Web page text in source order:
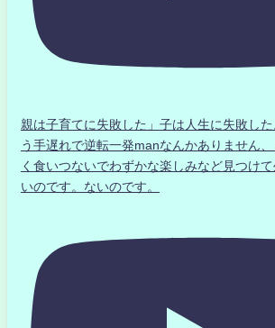
親は子育てに失敗した」子は人生に失敗し
う手遅れで逆転一発manなんかありません、
く食いつないでわずかな楽しみなど見つけ
いのです。ないのです。